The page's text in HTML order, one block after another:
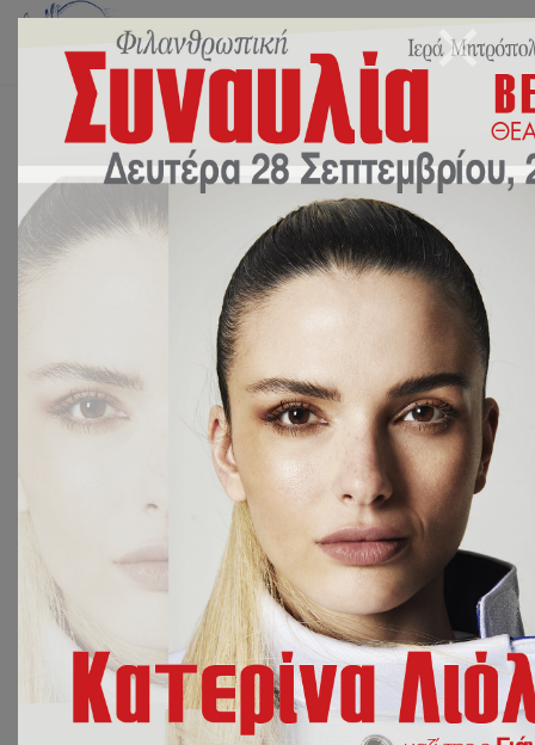
Αρχική ΝΕΑ Αποτελέσματα Πανελλαδικών εξετάσεων 2024.
Αποτελέσματα Πανελλαδικών
εξετάσεων 2024.
17 Ιουλίου 2024 ΑΝΑΚΟΙΝΩΣΕΙΣ ,ΝΕΑ
johnklon
Συγχαρητήρια στους μαθητές και τις μαθήτριες
της Γ’ Λυκείου για τα αποτελέσματα τους στις